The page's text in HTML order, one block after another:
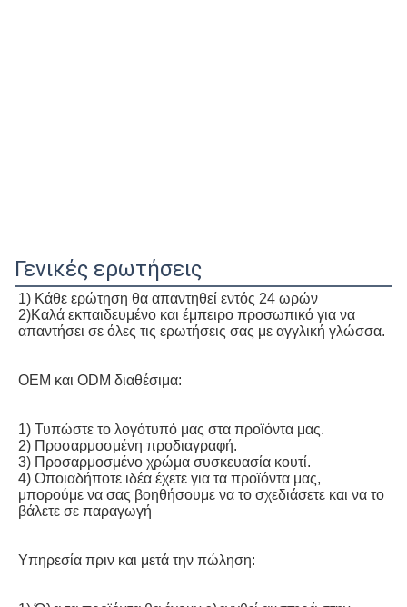
Γενικές ερωτήσεις
1) Κάθε ερώτηση θα απαντηθεί εντός 24 ωρών
2)Καλά εκπαιδευμένο και έμπειρο προσωπικό για να
απαντήσει σε όλες τις ερωτήσεις σας με αγγλική γλώσσα.
OEM και ODM διαθέσιμα:
1) Τυπώστε το λογότυπό μας στα προϊόντα μας.
2) Προσαρμοσμένη προδιαγραφή.
3) Προσαρμοσμένο χρώμα συσκευασία κουτί.
4) Οποιαδήποτε ιδέα έχετε για τα προϊόντα μας,
μπορούμε να σας βοηθήσουμε να το σχεδιάσετε και να το
βάλετε σε παραγωγή
Υπηρεσία πριν και μετά την πώληση: